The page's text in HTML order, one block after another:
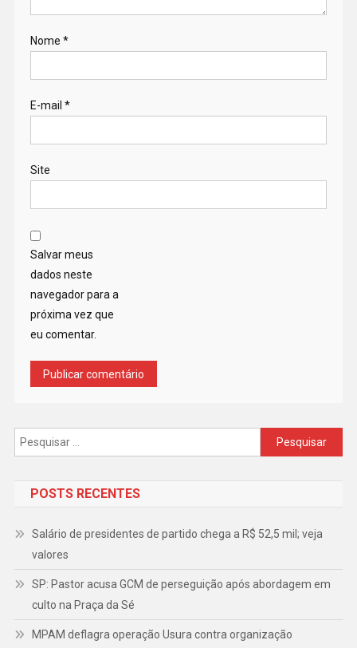
Nome *
E-mail *
Site
Salvar meus
dados neste
navegador para a
próxima vez que
eu comentar.
Pesquisar
por:
POSTS RECENTES
Salário de presidentes de partido chega a R$ 52,5 mil; veja
valores
SP: Pastor acusa GCM de perseguição após abordagem em
culto na Praça da Sé
MPAM deflagra operação Usura contra organização